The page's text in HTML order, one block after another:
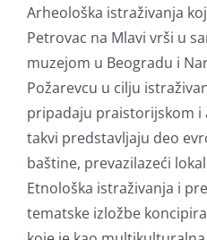
Arheološka istraživanja
Petrovac na Mlavi vrši u
muzejom u Beogradu i
Požarevcu u cilju
pripadaju praistorijskom i
takvi predstavljaju deo
baštine, prevazilazeći
Etnološka istraživanja i
tematske izložbe